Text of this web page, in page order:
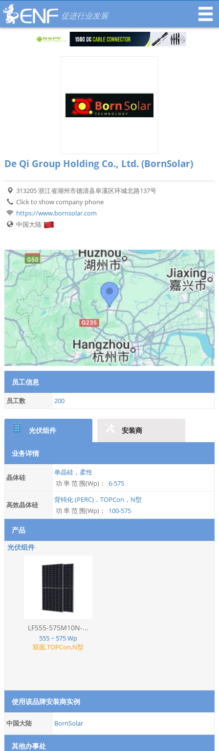
促进行业发展
De Qi Group Holding Co., Ltd. (BornSolar)
313205 浙江省湖州市德清县阜溪区环城北路137号
Click to show company phone
https://www.bornsolar.com
中国大陆
员工信息
员工数 200
光伏组件 安装商
业务详情
晶体硅
单晶硅，柔性
功 率 范 围(Wp)：
6-575
高效晶体硅
背钝化 (PERC)，TOPCon，N型
功 率 范 围(Wp)：
100-575
产品
光伏组件
LF555-575M10N-...
555 ~ 575 Wp
双面,TOPCon,N型
使用该品牌安装商实例
中国大陆 BornSolar
其他办事处